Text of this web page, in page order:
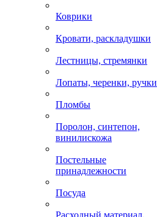
Коврики
Кровати, раскладушки
Лестницы, стремянки
Лопаты, черенки, ручки
Пломбы
Поролон, синтепон,
винилискожа
Постельные
принадлежности
Посуда
Расходный материал,